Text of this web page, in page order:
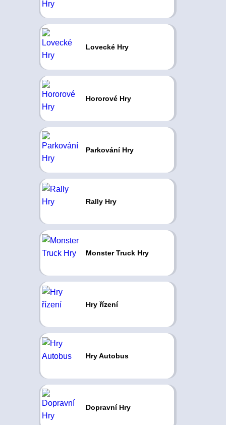
Lovecké Hry
Hororové Hry
Parkování Hry
Rally Hry
Monster Truck Hry
Hry řízení
Hry Autobus
Dopravní Hry